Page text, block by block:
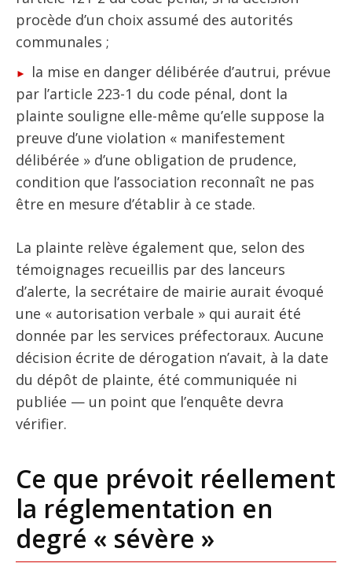
procède d’un choix assumé des autorités
communales ;
la mise en danger délibérée d’autrui, prévue
par l’article 223-1 du code pénal, dont la
plainte souligne elle-même qu’elle suppose la
preuve d’une violation « manifestement
délibérée » d’une obligation de prudence,
condition que l’association reconnaît ne pas
être en mesure d’établir à ce stade.
La plainte relève également que, selon des
témoignages recueillis par des lanceurs
d’alerte, la secrétaire de mairie aurait évoqué
une « autorisation verbale » qui aurait été
donnée par les services préfectoraux. Aucune
décision écrite de dérogation n’avait, à la date
du dépôt de plainte, été communiquée ni
publiée — un point que l’enquête devra
vérifier.
Ce que prévoit réellement
la réglementation en
degré « sévère »